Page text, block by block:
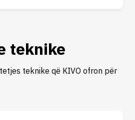
teknike
teknike që KIVO ofron për